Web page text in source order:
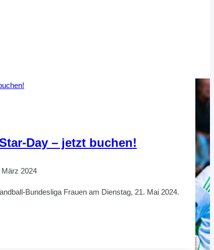
Day – jetzt buchen!
März 2024
Bundesliga Frauen am Dienstag, 21. Mai 2024.